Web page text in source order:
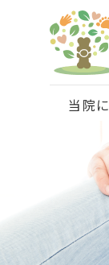
当院